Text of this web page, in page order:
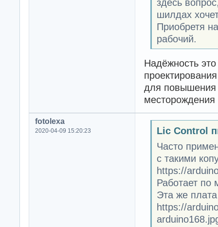
здесь
шилдах
Приобретя
рабочий.
Надёжность
для повышения
месторождения
fotolexa
2020-04-09 15:20:23
Lic Control
Часто
с такими
https://
Работает по
Эта же
https://